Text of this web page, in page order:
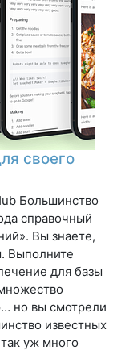
своего
Большинство
справочный
Вы знаете,
Выполните
для базы
но вы смотрели
известных
уж много